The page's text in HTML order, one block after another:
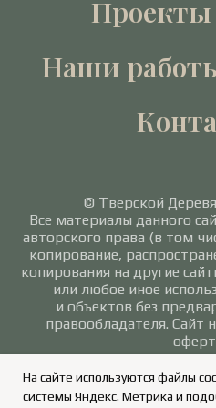
На сайте используются файлы
системы Яндекс. Метрика и
Проекты
Наши
© Тверской
Все материалы данного
авторского права (в том
копирование,
копирования на другие
или любое иное
и объектов без
правообладателя. Сайт
Политика в отношении
данных/Согласие на